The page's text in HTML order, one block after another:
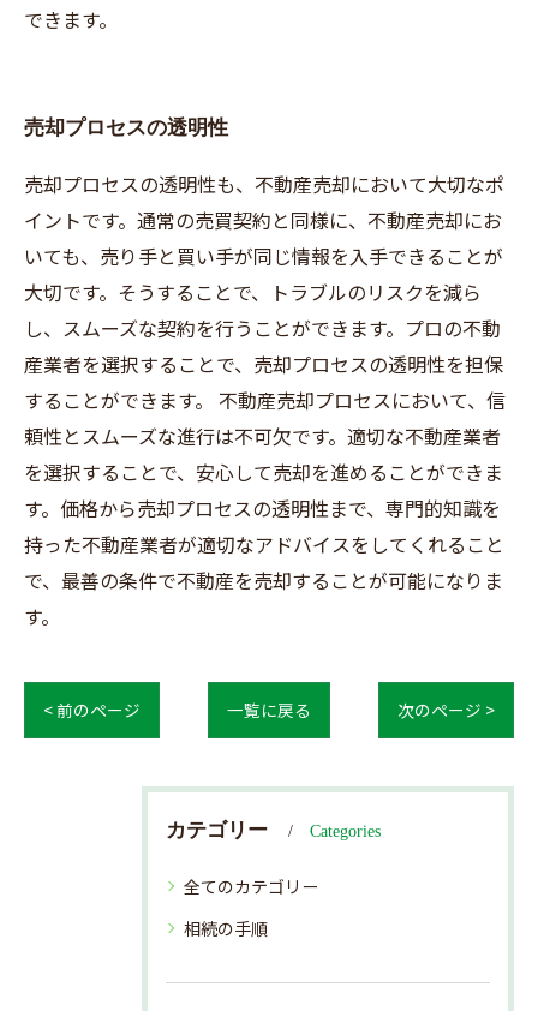
できます。
売却プロセスの透明性
売却プロセスの透明性も、不動産売却において大切なポ
イントです。通常の売買契約と同様に、不動産売却にお
いても、売り手と買い手が同じ情報を入手できることが
大切です。そうすることで、トラブルのリスクを減ら
し、スムーズな契約を行うことができます。プロの不動
産業者を選択することで、売却プロセスの透明性を担保
することができます。 不動産売却プロセスにおいて、信
頼性とスムーズな進行は不可欠です。適切な不動産業者
を選択することで、安心して売却を進めることができま
す。価格から売却プロセスの透明性まで、専門的知識を
持った不動産業者が適切なアドバイスをしてくれること
で、最善の条件で不動産を売却することが可能になりま
す。
< 前のページ 一覧に戻る 次のページ >
カテゴリー Categories
全てのカテゴリー
相続の手順